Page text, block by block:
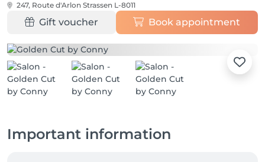
247, Route d'Arlon Strassen L-8011
Gift voucher Book appointment
Important information